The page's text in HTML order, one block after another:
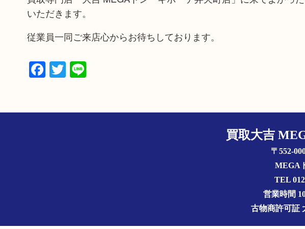
いただきます。
従業員一同ご来店心からお待ちしております。
Facebook
Twitter
Line
買取大吉
〒552-
MEGA
TEL
営業時間
古物商許可証